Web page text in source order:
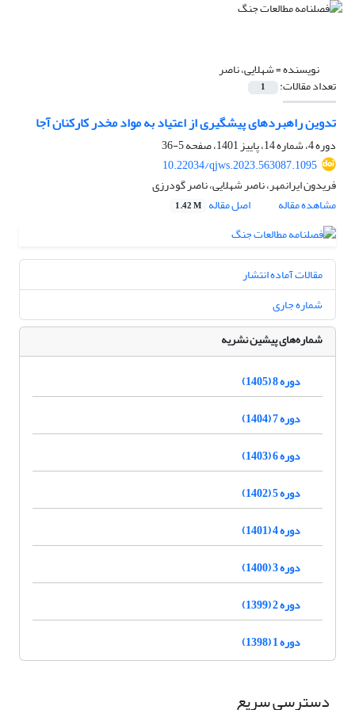
نویسنده =شهلایی، ناصر
تعداد مقالات: 1
تدوین راهبردهای پیشگیری از اعتیاد به مواد مخدر کارکنان آجا
دوره 4، شماره 14، پاییز 1401، صفحه
5-36
10.22034/qjws.2023.563087.1095
فریدون ایرانمهر، ناصر شهلایی، ناصر گودرزی
مشاهده مقاله
اصل مقاله 1.42 M
مقالات آماده انتشار
شماره جاری
شماره‌های پیشین نشریه
دوره 8 (1405)
دوره 7 (1404)
دوره 6 (1403)
دوره 5 (1402)
دوره 4 (1401)
دوره 3 (1400)
دوره 2 (1399)
دوره 1 (1398)
دسترسی سریع